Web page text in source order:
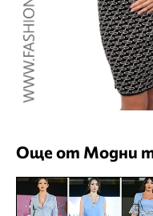
Още от Модни